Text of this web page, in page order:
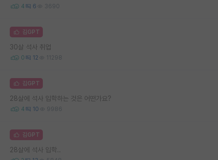
4 6 3690
김GPT
30살 석사 취업
0 12 11298
김GPT
28살에 석사 입학하는 것은 어떤가요?
4 10 9986
김GPT
28살에 석사 입학..